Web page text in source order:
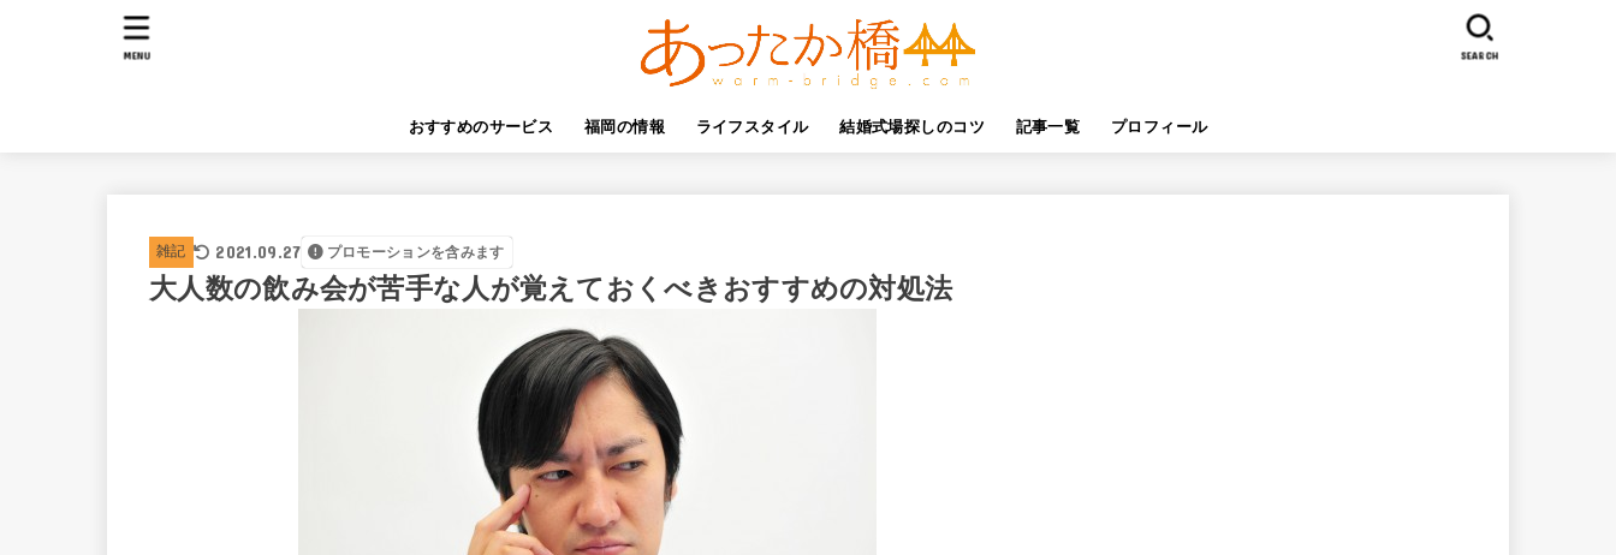
おすすめのサービス 福岡の情報 ライフスタイル 結婚式場探しのコツ 記事一覧 プロフィール
SEARCH
MENU
雑記 2021.09.27 プロモーションを含みます
大人数の飲み会が苦手な人が覚えておくべきおすすめの対処法